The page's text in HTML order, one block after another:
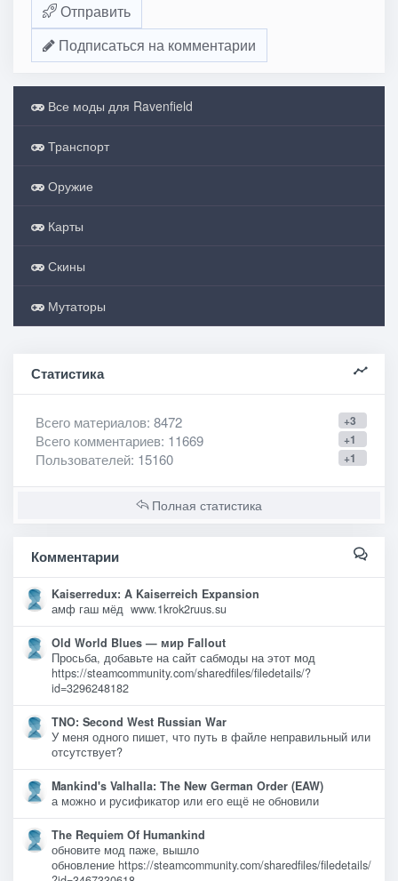
Отправить
Подписаться на комментарии
Все моды для Ravenfield
Транспорт
Оружие
Карты
Скины
Мутаторы
Статистика
+3
Всего материалов: 8472
+1
Всего комментариев: 11669
+1
Пользователей: 15160
Полная статистика
Комментарии
Kaiserredux: A Kaiserreich Expansion
амф гаш мёд www.1krok2ruus.su
Old World Blues — мир Fallout
Просьба, добавьте на сайт сабмоды на этот мод
https://steamcommunity.com/sharedfiles/filedetails/?
id=3296248182
TNO: Second West Russian War
У меня одного пишет, что путь в файле неправильный или
отсутствует?
Mankind's Valhalla: The New German Order (EAW)
а можно и русификатор или его ещё не обновили
The Requiem Of Humankind
обновите мод паже, вышло
обновление https://steamcommunity.com/sharedfiles/filedetails/